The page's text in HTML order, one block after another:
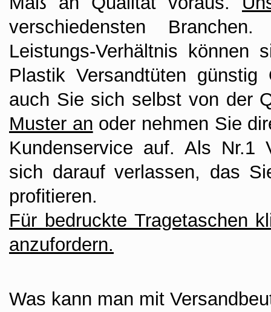
verschiedensten
Leistungs-Verhältnis
Plastik Versandtüten
auch Sie sich selbst von der
Muster an oder nehmen Sie
Kundenservice auf. Als Nr.1
sich darauf verlassen, das
profitieren.
Für bedruckte Tragetaschen
anzufordern.
Was kann man mit